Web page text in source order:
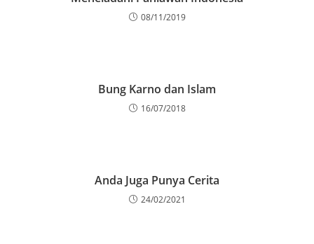
08/11/2019
Bung Karno dan Islam
16/07/2018
Anda Juga Punya Cerita
24/02/2021